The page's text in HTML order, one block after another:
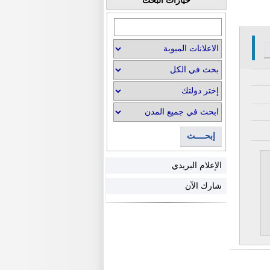
إبحــــث
الإعلام البريدي
شارك الآن